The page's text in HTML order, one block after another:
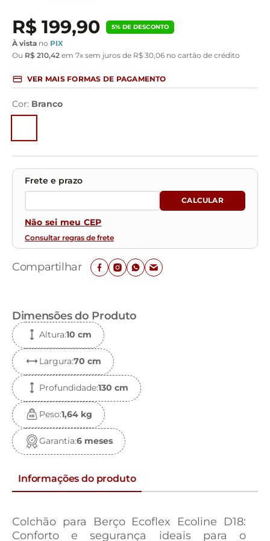
R$ 199,90 5% DE DESCONTO
À vista no PIX
Ou R$ 210,42 em 7x sem juros de R$ 30 06 no cartão de crédito
VER MAIS FORMAS DE PAGAMENTO
Cor: Branco
Não sei meu CEP
Consultar regras de frete
Compartilhar
Dimensões do Produto
Altura:10 cm
Largura:70 cm
Profundidade:130 cm
Peso:1,64 kg
Garantia:6 meses
Informações do produto
Colchão para Berço Ecoflex Ecoline D18:
Conforto e segurança ideais para o